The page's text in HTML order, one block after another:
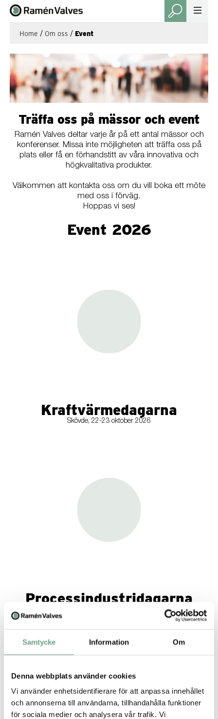
Samtycke Information Om
Denna webbplats använder cookies
Vi använder enhetsidentifierare för att anpassa innehållet
och annonserna till användarna, tillhandahålla funktioner
för sociala medier och analysera vår trafik. Vi
Home / Om oss / Event
Träffa oss på mässor och event
Ramén Valves deltar varje år på ett antal mässor och
konferenser. Missa inte möjligheten att träffa oss på
plats eller få en förhandstitt av våra innovativa och
högkvalitativa produkter.
Välkommen att kontakta oss om du vill boka ett möte
med oss i förväg.
Hoppas vi ses!
Event 2026
Kraftvärmedagarna
Skövde, 22-23 oktober 2026
Processindustridagarna